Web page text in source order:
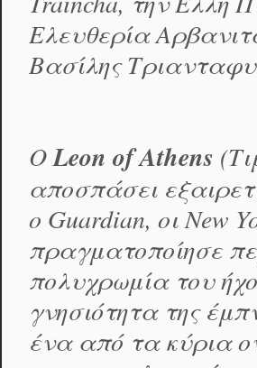
Ελευθερία
Βασίλης
ΟLeon of Athens
αποσπάσει
ο Guardian, οι New
πραγματοποίησε
πολυχρωμία του
γνησιότητα της
ένα από τα κύρια